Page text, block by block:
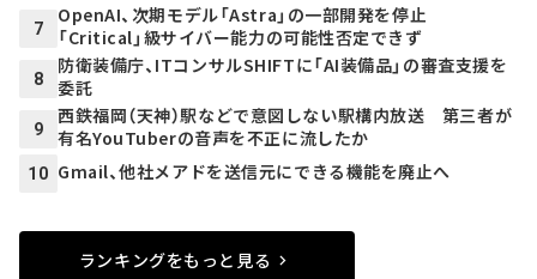
7
OpenAI、次期モデル「Astra」の一部開発を停止
「Critical」級サイバー能力の可能性否定できず
8
防衛装備庁、ITコンサルSHIFTに「AI装備品」の審査支援を
委託
9
西鉄福岡（天神）駅などで意図しない駅構内放送 第三者が
有名YouTuberの音声を不正に流したか
10 Gmail、他社メアドを送信元にできる機能を廃止へ
ランキングをもっと見る